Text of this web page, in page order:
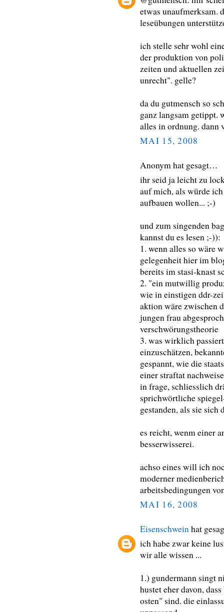
etwas unaufmerksam.
leseübungen
ich stelle sehr wohl
der produktion von
zeiten und aktuellen
unrecht". gelle?
da du gutmensch so
ganz langsam getippt.
alles in ordnung. dann
MAI 15, 2008
Anonym hat gesagt…
ihr seid ja leicht zu
auf mich, als würde
aufbauen wollen... ;-)
und zum singenden
kannst du es lesen ;-)):
1. wenn alles so wäre
gelegenheit hier im
bereits im stasi-knast
2. "ein mutwillig
wie in einstigen ddr-
aktion wäre zwischen
jungen frau
verschwörungstheorie
3. was wirklich
einzuschätzen,
gespannt, wie die
einer straftat
in frage, schliesslich
sprichwörtliche
gestanden, als sie
es reicht, wenm einer
besserwisserei.
achso eines will ich
moderner
arbeitsbedingungen
MAI 16, 2008
Eisenschweinhat
ich habe zwar keine
wir alle wissen ...
1.) gundermann singt
hustet eher davon,
osten" sind. die